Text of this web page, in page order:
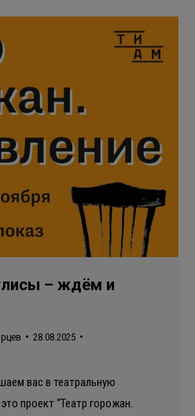
– ждём и
28.08.2025
вас в театральную
проект “Театр горожан.